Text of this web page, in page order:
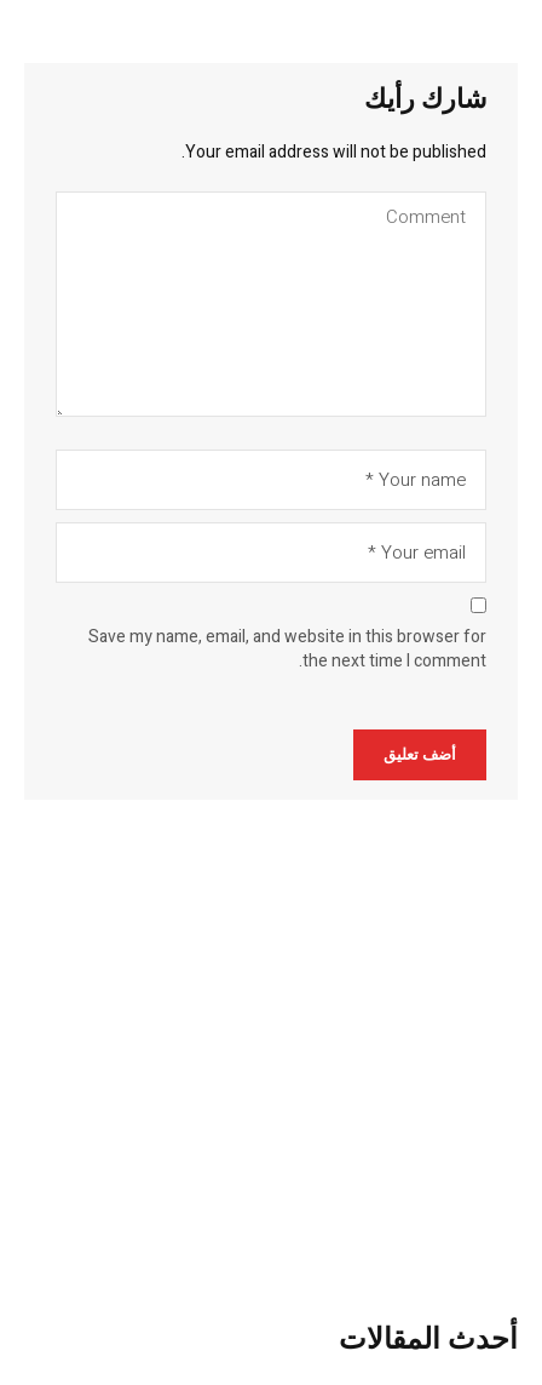
شارك رأيك
Your email address will not be published.
Save my name, email, and website in this browser for
the next time I comment.
أحدث المقالات